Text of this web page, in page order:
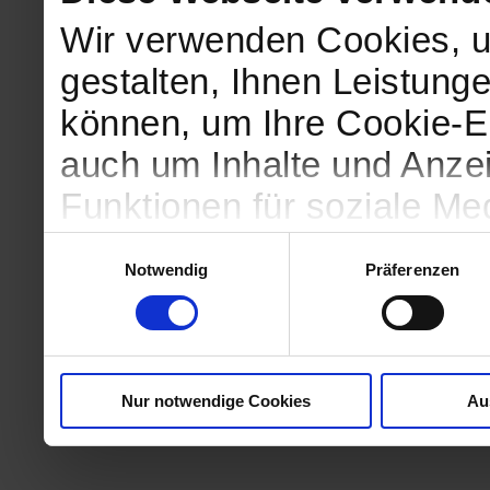
Wir verwenden Cookies,
gestalten, Ihnen
können, um Ihre Cookie-
auch um Inhalte und
Funktionen für soziale
geben wir Informationen
Website an unsere
und Analysen weiter, die
kein angemessenes
in denen Sie Ihre Rechte
Notwendig
Präferenzen
Nur notwendige Cookies